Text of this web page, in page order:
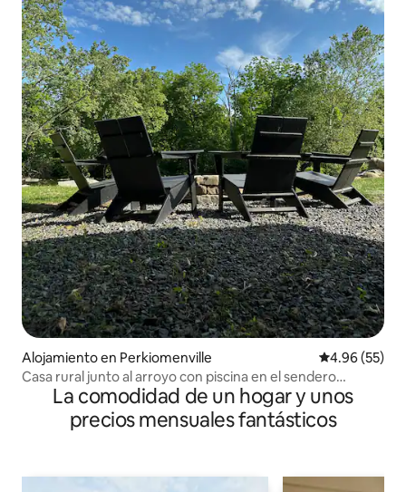
Alojamiento en Perkiomenville Calificación
4.96 (55)
Casa rural junto al arroyo con piscina en el sendero
Perkiomen
La comodidad de un hogar y unos
precios mensuales fantásticos